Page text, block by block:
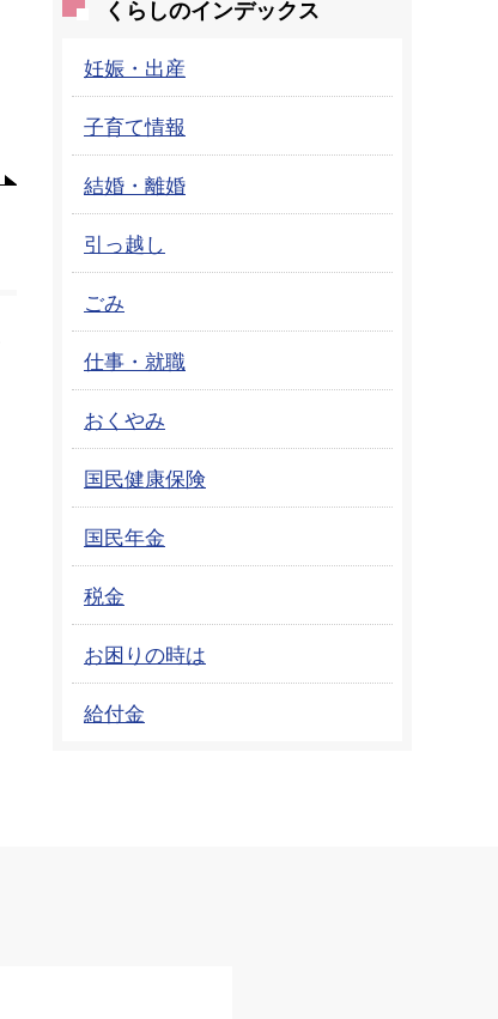
くらしのインデックス
妊娠・出産
子育て情報
結婚・離婚
引っ越し
ごみ
仕事・就職
おくやみ
国民健康保険
国民年金
税金
お困りの時は
給付金